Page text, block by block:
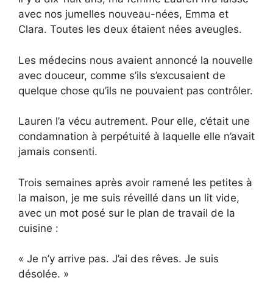
avec nos jumelles nouveau-nées, Emma et
Clara. Toutes les deux étaient nées aveugles.
Les médecins nous avaient annoncé la nouvelle
avec douceur, comme s’ils s’excusaient de
quelque chose qu’ils ne pouvaient pas contrôler.
Lauren l’a vécu autrement. Pour elle, c’était une
condamnation à perpétuité à laquelle elle n’avait
jamais consenti.
Trois semaines après avoir ramené les petites à
la maison, je me suis réveillé dans un lit vide,
avec un mot posé sur le plan de travail de la
cuisine :
« Je n’y arrive pas. J’ai des rêves. Je suis
désolée. »